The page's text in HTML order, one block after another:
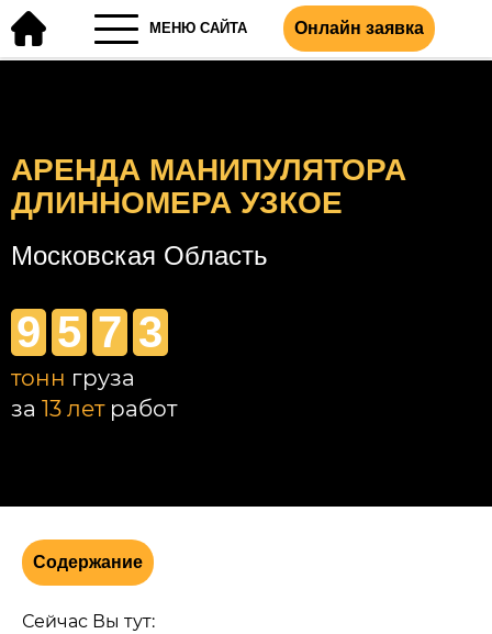
МЕНЮ САЙТА Онлайн заявка
АРЕНДА МАНИПУЛЯТОРА
ДЛИННОМЕРА УЗКОЕ
Московская Область
9 5 7 3
тонн груза
за 13 летработ
Содержание
Сейчас Вы тут: